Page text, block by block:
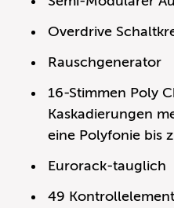
Overdrive
Rauschgenerator
16-Stimmen Poly
Kaskadierungen
eine Polyfonie bis
Eurorack-tauglich
49